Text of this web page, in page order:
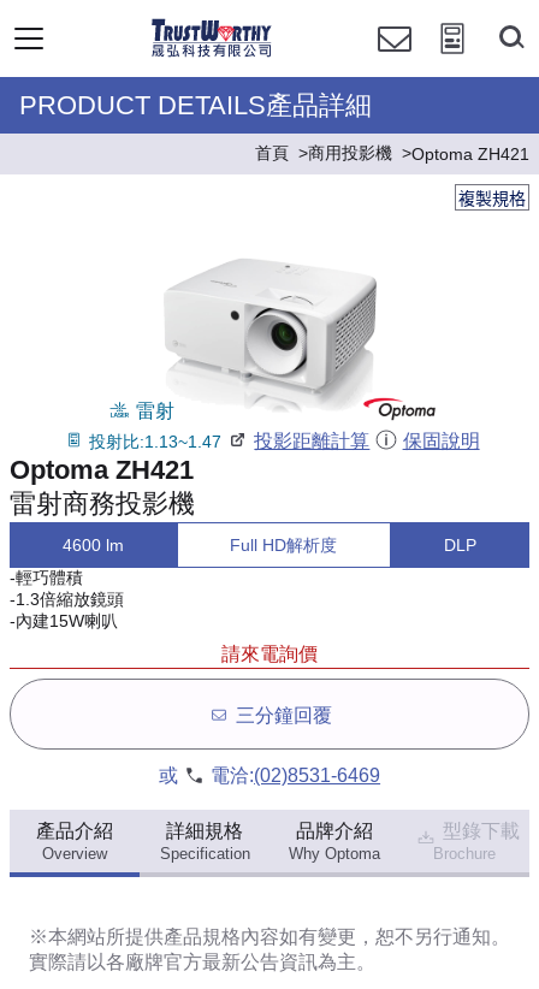
PRODUCT DETAILS產品詳細
首頁 商用投影機 Optoma ZH421
複製規格
雷射
投射比:1.13~1.47 投影距離計算 保固說明
Optoma ZH421
雷射商務投影機
4600 lm Full HD解析度
DLP
-輕巧體積
-1.3倍縮放鏡頭
-內建15W喇叭
請來電詢價
三分鐘回覆
或 電洽:(02)8531-6469
產品介紹
Overview
詳細規格
Specification
品牌介紹
Why Optoma
型錄下載
Brochure
※本網站所提供產品規格內容如有變更，恕不另行通知。
實際請以各廠牌官方最新公告資訊為主。